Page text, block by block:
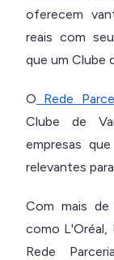
oferecem
reais com
que um Clube
O Rede
Clube de
empresas
relevantes
Com mais
como L'Oréal,
Rede